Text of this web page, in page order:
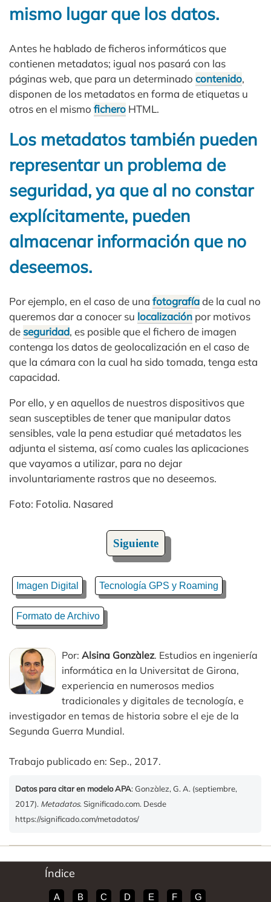
mismo lugar que los datos.
Antes he hablado de ficheros informáticos que
contienen metadatos; igual nos pasará con las
páginas web, que para un determinado contenido,
disponen de los metadatos en forma de etiquetas u
otros en el mismo fichero HTML.
Los metadatos también pueden
representar un problema de
seguridad, ya que al no constar
explícitamente, pueden
almacenar información que no
deseemos.
Por ejemplo, en el caso de una fotografíade la cual no
queremos dar a conocer su localización por motivos
de seguridad, es posible que el fichero de imagen
contenga los datos de geolocalización en el caso de
que la cámara con la cual ha sido tomada, tenga esta
capacidad.
Por ello, y en aquellos de nuestros dispositivos que
sean susceptibles de tener que manipular datos
sensibles, vale la pena estudiar qué metadatos les
adjunta el sistema, así como cuales las aplicaciones
que vayamos a utilizar, para no dejar
involuntariamente rastros que no deseemos.
Foto: Fotolia. Nasared
Siguiente
Imagen Digital Tecnología GPS y Roaming
Formato de Archivo
Por: Alsina Gonzàlez. Estudios en ingeniería
informática en la Universitat de Girona,
experiencia en numerosos medios
tradicionales y digitales de tecnología, e
investigador en temas de historia sobre el eje de la
Segunda Guerra Mundial.
Trabajo publicado en: Sep., 2017.
Datos para citar en modelo APA: Gonzàlez, G. A. (septiembre,
2017). Metadatos. Significado.com. Desde
https://significado.com/metadatos/
Índice
A B C D E F G